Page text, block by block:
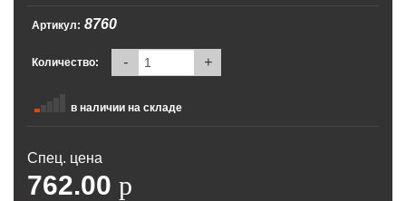
Артикул: 8760
Количество: - +
в наличии на складе
Спец. цена
762.00 p